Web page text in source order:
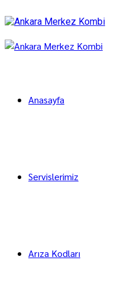
Anasayfa
Servislerimiz
Arıza Kodları